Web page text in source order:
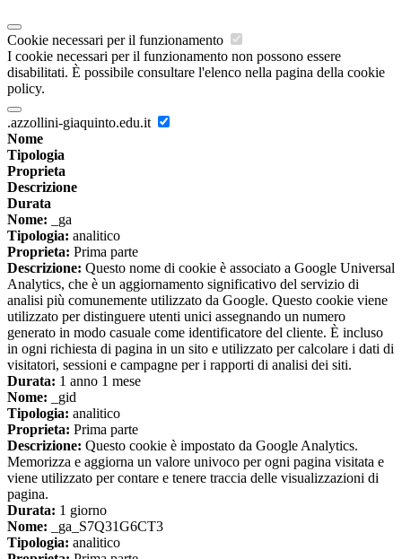
Cookie necessari per il funzionamento
I cookie necessari per il funzionamento non possono essere
disabilitati. È possibile consultare l'elenco nella pagina della cookie
policy.
.azzollini-giaquinto.edu.it
Nome
Tipologia
Proprieta
Descrizione
Durata
Nome: _ga
Tipologia: analitico
Proprieta: Prima parte
Descrizione: Questo nome di cookie è associato a Google Universal
Analytics, che è un aggiornamento significativo del servizio di
analisi più comunemente utilizzato da Google. Questo cookie viene
utilizzato per distinguere utenti unici assegnando un numero
generato in modo casuale come identificatore del cliente. È incluso
in ogni richiesta di pagina in un sito e utilizzato per calcolare i dati di
visitatori, sessioni e campagne per i rapporti di analisi dei siti.
Durata: 1 anno 1 mese
Nome: _gid
Tipologia: analitico
Proprieta: Prima parte
Descrizione: Questo cookie è impostato da Google Analytics.
Memorizza e aggiorna un valore univoco per ogni pagina visitata e
viene utilizzato per contare e tenere traccia delle visualizzazioni di
pagina.
Durata: 1 giorno
Nome: _ga_S7Q31G6CT3
Tipologia: analitico